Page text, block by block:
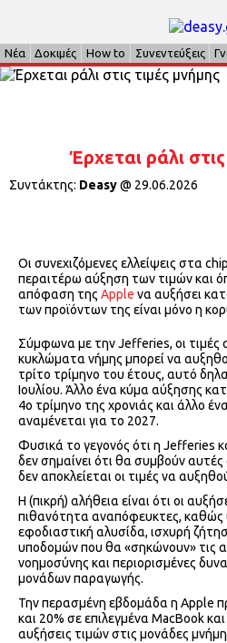
Νέα Δοκιμές How to Συνεντεύξεις
Έρχεται ράλι
Συντάκτης: Deasy@ 29.06.2026
Οι συνεχιζόμενες ελλείψεις στα
περαιτέρω αύξηση των τιμών και
απόφαση της Apple να αυξήσει
των προϊόντων της είναι μόνο η
Σύμφωνα με την Jefferies, οι τιμές
κυκλώματα νήμης μπορεί να
τρίτο τρίμηνο του έτους, αυτό
Ιουλίου. Άλλο ένα κύμα αύξησης
4ο τρίμηνο της χρονιάς και άλλο
αναμένεται για το 2027.
Φυσικά το γεγονός ότι η Jefferies
δεν σημαίνει ότι θα συμβούν αυτές
δεν αποκλείεται οι τιμές να
Η (πικρή) αλήθεια είναι ότι οι
πιθανότητα αναπόφευκτες, καθώς
εφοδιαστική αλυσίδα, ισχυρή
υποδομών που θα «σηκώνουν» τις
νοημοσύνης και περιορισμένες
μονάδων παραγωγής.
Την περασμένη εβδομάδα η Apple
και 20% σε επιλεγμένα MacBook
αυξήσεις τιμών στις μονάδες